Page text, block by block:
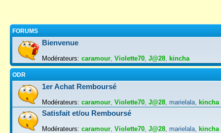
FORUMS
Bienvenue
Modérateurs: caramour Violette70 J@28 kincha
ODR
1er Achat Remboursé
Modérateurs: caramour Violette70 J@28 marielala kincha
Satisfait et/ou Remboursé
Modérateurs: caramour Violette70 J@28 marielala kincha